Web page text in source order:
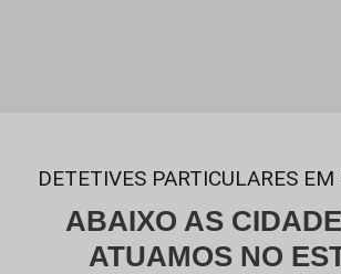
DETETIVES PARTICULARES
ABAIXO AS
ATUAMOS NO